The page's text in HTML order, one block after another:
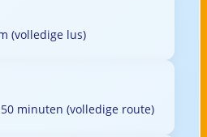
(volledige lus)
minuten (volledige route)